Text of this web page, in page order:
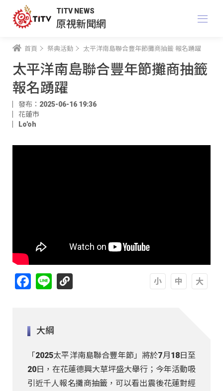
TITV NEWS
原視新聞網
首頁 祭典活動 太平洋南島聯合豐年節攤商抽籤 報名踴躍
太平洋南島聯合豐年節攤商抽籤
報名踴躍
發布：2025-06-16 19:36
花蓮市
Lo'oh
Facebook
Line
大綱
「2025太平洋南島聯合豐年節」將於7月18日至
20日，在花蓮德興大草坪盛大舉行；今年活動吸
引近千人報名攤商抽籤，可以看出震後花蓮對經